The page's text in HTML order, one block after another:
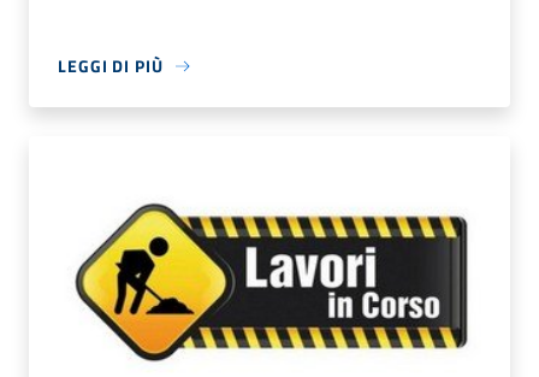
LEGGI DI PIÙ